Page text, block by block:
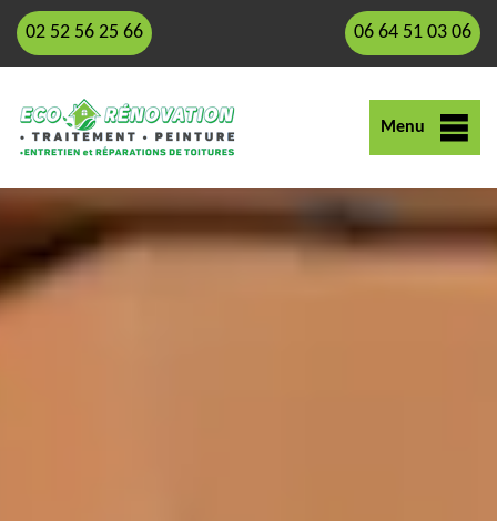
02 52 56 25 66 06 64 51 03 06
Menu